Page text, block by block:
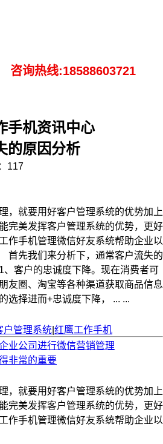
咨询热线:18588603721
手机资讯中心
的原因分析
117
，就要用好客户管理系统的优势加上
完美发挥客户管理系统的优势，更好
作手机管理微信好友系统帮助企业以
首先我们来分析下，通常客户流失的
客户的忠诚度下降。现在消费者可
友圈、淘宝等各种渠道获取商品信息
选择进而+忠诚度下降， ... ...
户管理系统 红鹰工作手机
业公司进行微信营销管理
非常的重要
，就要用好客户管理系统的优势加上
完美发挥客户管理系统的优势，更好
作手机管理微信好友系统帮助企业以